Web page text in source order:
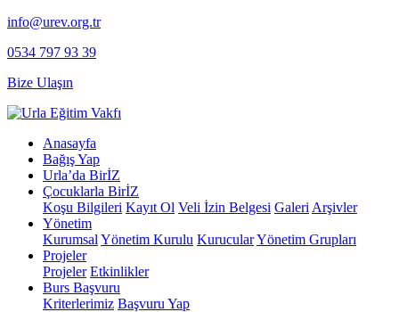
info@urev.org.tr
0534 797 93 39
Bize Ulaşın
Anasayfa
Bağış Yap
Urla’da BirİZ
Çocuklarla BirİZ
Koşu Bilgileri Kayıt Ol ⁠Veli İzin Belgesi Galeri Arşivler
Yönetim
Kurumsal Yönetim Kurulu KurucularYönetim Grupları
Projeler
Projeler Etkinlikler
Burs Başvuru
Kriterlerimiz Başvuru Yap